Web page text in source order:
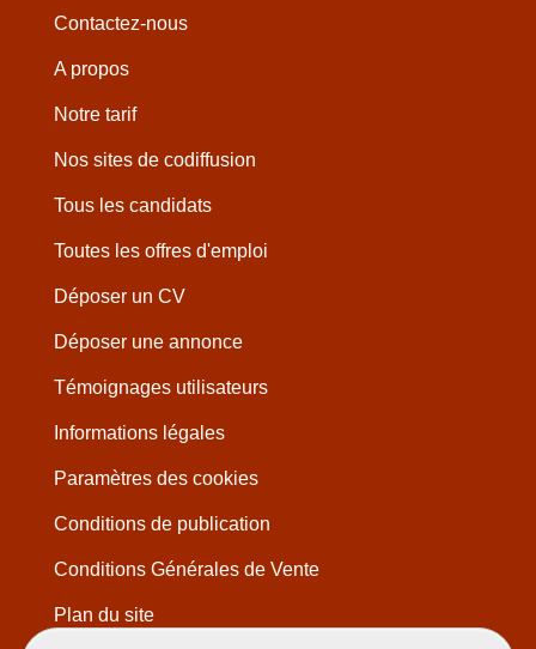
Contactez-nous
A propos
Notre tarif
Nos sites de codiffusion
Tous les candidats
Toutes les offres d'emploi
Déposer un CV
Déposer une annonce
Témoignages utilisateurs
Informations légales
Paramètres des cookies
Conditions de publication
Conditions Générales de Vente
Plan du site